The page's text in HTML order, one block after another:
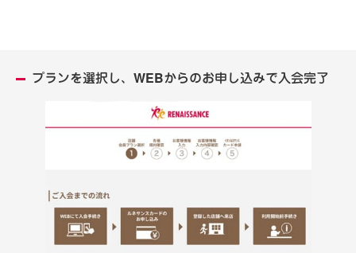
プランを選択し、WEBからのお申し込みで入会完了